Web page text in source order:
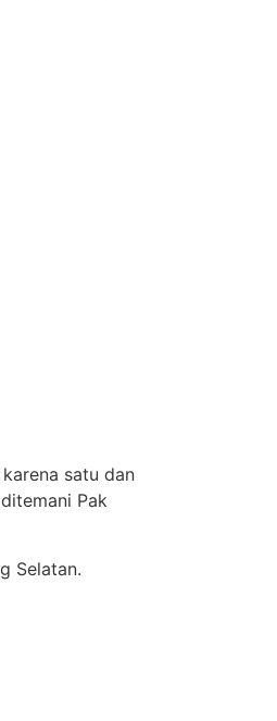
satu dan
Pak
Selatan.